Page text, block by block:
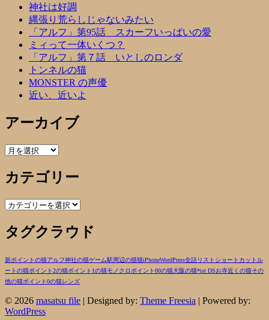
神社は好調
縄張り荒らしじゃないみたい
「アルフ」第95話 スカーフいっぱいの愛
ミィって一体いくつ？
「アルフ」第７話 いとしのロンダ
トンネルの猫
MONSTER の声優
近い、近いよ
アーカイブ
ア
カ
イ
ブ
カテゴリー
カ
ゴ
リ
ー
タグクラウド
新ポイントの猫アルフ神社の猫ゲーム駅周辺の猫猫iPhoneWordPress全話リスト ショートカットル
ートの猫ポイント2の猫ポイント1の猫モノクロ ポイント00の猫大阪の猫*ist DSお寺近くの猫その
他の猫ポイント0の猫レンズ
© 2026 masatsu file | Designed by: Theme Freesia | Powered by:
WordPress